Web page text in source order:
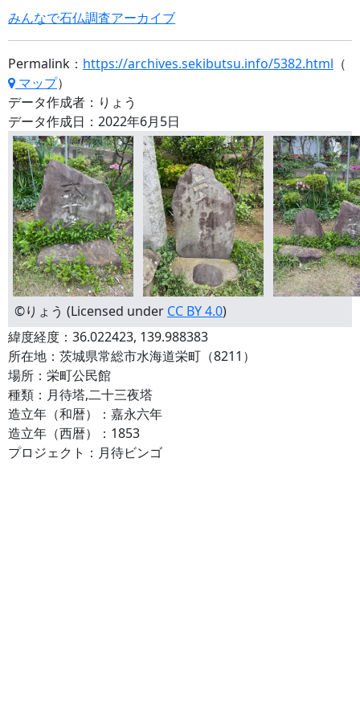
みんなで石仏調査アーカイブ
Permalink： https://archives.sekibutsu.info/5382.html （
マップ）
データ作成者：りょう
データ作成日：2022年6月5日
©りょう (Licensed under CC BY 4.0)
緯度経度：36.022423, 139.988383
所在地：茨城県常総市水海道栄町（8211）
場所：栄町公民館
種類：月待塔,二十三夜塔
造立年（和暦）：嘉永六年
造立年（西暦）：1853
プロジェクト：月待ビンゴ